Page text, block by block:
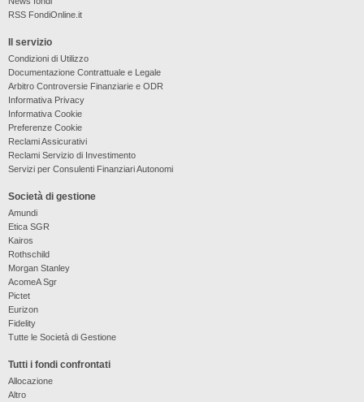
RSS FondiOnline.it
Il servizio
Condizioni di Utilizzo
Documentazione Contrattuale e Legale
Arbitro Controversie Finanziarie e ODR
Informativa Privacy
Informativa Cookie
Preferenze Cookie
Reclami Assicurativi
Reclami Servizio di Investimento
Servizi per Consulenti Finanziari Autonomi
Società di gestione
Amundi
Etica SGR
Kairos
Rothschild
Morgan Stanley
AcomeA Sgr
Pictet
Eurizon
Fidelity
Tutte le Società di Gestione
Tutti i fondi confrontati
Allocazione
Altro